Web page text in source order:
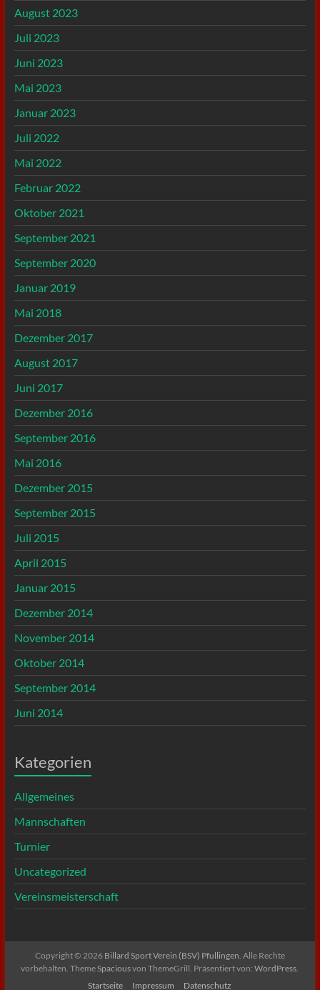
August 2023
Juli 2023
Juni 2023
Mai 2023
Januar 2023
Juli 2022
Mai 2022
Februar 2022
Oktober 2021
September 2021
September 2020
Januar 2019
Mai 2018
Dezember 2017
August 2017
Juni 2017
Dezember 2016
September 2016
Mai 2016
Dezember 2015
September 2015
Juli 2015
April 2015
Januar 2015
Dezember 2014
November 2014
Oktober 2014
September 2014
Juni 2014
Kategorien
Allgemeines
Mannschaften
Turnier
Uncategorized
Vereinsmeisterschaft
Copyright © 2026 Billard Sport Verein (BSV) Pfullingen. Alle Rechte
vorbehalten. ThemeSpaciousvon ThemeGrill. Präsentiert von:WordPress.
Startseite
Impressum Datenschutz